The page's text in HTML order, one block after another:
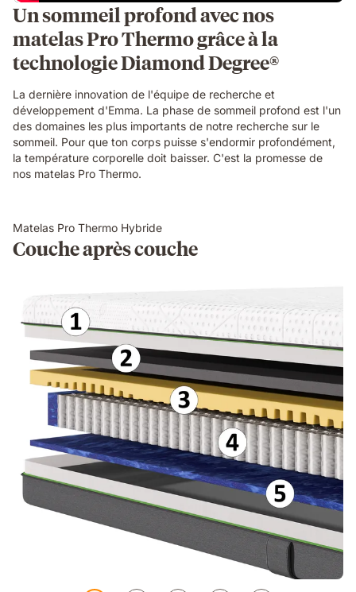
Un sommeil profond avec nos
matelas Pro Thermo grâce à la
technologie Diamond Degree®
La dernière innovation de l'équipe de recherche et
développement d'Emma. La phase de sommeil profond est l'un
des domaines les plus importants de notre recherche sur le
sommeil. Pour que ton corps puisse s'endormir profondément,
la température corporelle doit baisser. C'est la promesse de
nos matelas Pro Thermo.
Matelas Pro Thermo Hybride
Couche après couche